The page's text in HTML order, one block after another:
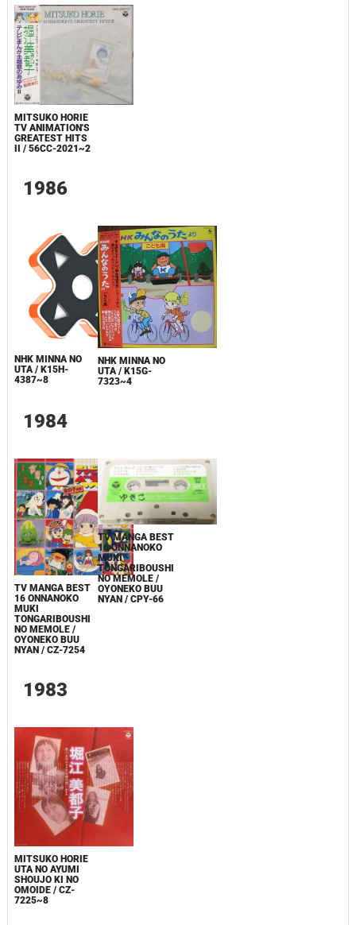
MITSUKO HORIE
TV ANIMATION'S
GREATEST HITS
II / 56CC-2021~2
1986
NHK MINNA NO
UTA / K15H-
4387~8
NHK MINNA NO
UTA / K15G-
7323~4
1984
TV MANGA BEST
16 ONNANOKO
MUKI
TONGARIBOUSHI
NO MEMOLE /
OYONEKO BUU
NYAN / CZ-7254
TV MANGA BEST
16 ONNANOKO
MUKI
TONGARIBOUSHI
NO MEMOLE /
OYONEKO BUU
NYAN / CPY-66
1983
MITSUKO HORIE
UTA NO AYUMI
SHOUJO KI NO
OMOIDE / CZ-
7225~8